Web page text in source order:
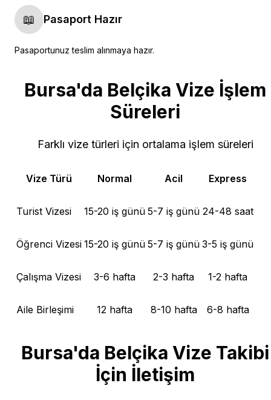
📖 Pasaport Hazır
Pasaportunuz teslim alınmaya hazır.
Bursa'da Belçika Vize İşlem
Süreleri
Farklı vize türleri için ortalama işlem süreleri
Vize Türü Normal Acil Express
Turist Vizesi 15-20 iş günü 5-7 iş günü 24-48 saat
Öğrenci Vizesi 15-20 iş günü 5-7 iş günü 3-5 iş günü
Çalışma Vizesi 3-6 hafta 2-3 hafta 1-2 hafta
Aile Birleşimi 12 hafta 8-10 hafta 6-8 hafta
Bursa'da Belçika Vize Takibi
İçin İletişim